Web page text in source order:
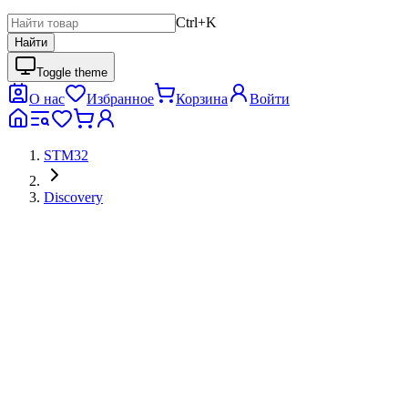
Ctrl+K
Найти
Toggle theme
О нас Избранное Корзина Войти
STM32
Discovery